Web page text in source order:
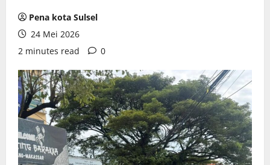
Pena kota Sulsel
24 Mei 2026
2 minutes read
0